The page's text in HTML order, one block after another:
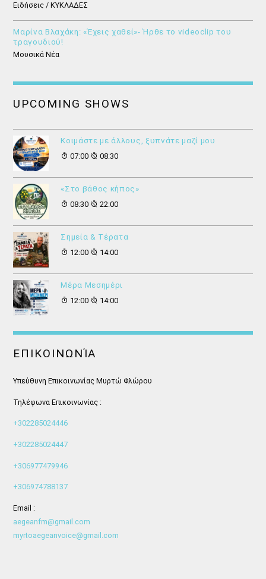
Ειδήσεις / ΚΥΚΛΑΔΕΣ
Μαρίνα Βλαχάκη: «Έχεις χαθεί»- Ήρθε το videoclip του
τραγουδιού!
Μουσικά Νέα
UPCOMING SHOWS
Κοιμάστε με άλλους, ξυπνάτε μαζί μου
07:00
08:30
«Στο βάθος κήπος»
08:30
22:00
Σημεία & Τέρατα
12:00
14:00
Μέρα Μεσημέρι
12:00
14:00
ΕΠΙΚΟΙΝΩΝΊΑ
Υπεύθυνη Επικοινωνίας Μυρτώ Φλώρου
Τηλέφωνα Επικοινωνίας :
+302285024446
+302285024447
+306977479946
+306974788137
Email :
aegeanfm@gmail.com
myrtoaegeanvoice@gmail.com